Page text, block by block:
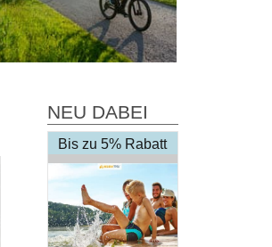
NEU DABEI
Bis zu 5% Rabatt